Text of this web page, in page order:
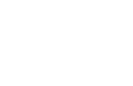
kağıdı